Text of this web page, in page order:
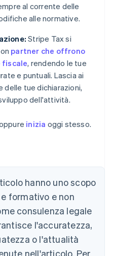
al corrente delle
alle normative.
Stripe Tax si
partner che offrono
fiscale, rendendo le tue
e puntuali. Lascia ai
tue dichiarazioni,
dell'attività.
inizia oggi stesso.
hanno uno scopo
formativo e non
consulenza legale
l'accuratezza,
o l'attualità
nell'articolo. Per
English